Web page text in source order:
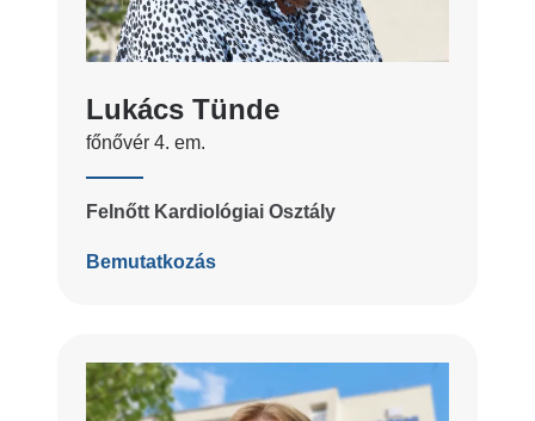
Lukács Tünde
főnővér 4. em.
Felnőtt Kardiológiai Osztály
Bemutatkozás